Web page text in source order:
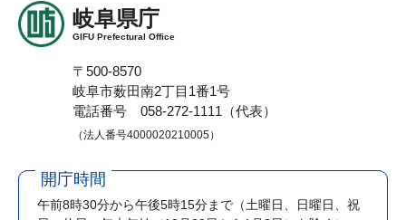
岐阜県庁
GIFU Prefectural Office
〒500-8570
岐阜市薮田南2丁目1番1号
電話番号 058-272-1111（代表）
（法人番号4000020210005）
開庁時間
午前8時30分から午後5時15分まで （土曜日、日曜日、祝